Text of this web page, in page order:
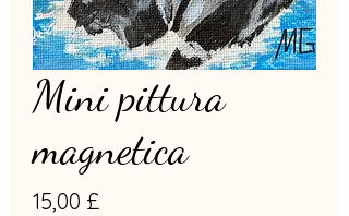
Mini pittura
magnetica
15,00 £Prezzo